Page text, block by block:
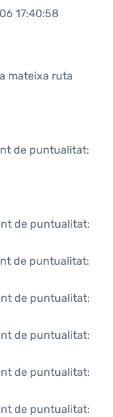
17:40:58
mateixa ruta
de puntualitat:
de puntualitat:
de puntualitat:
de puntualitat:
de puntualitat:
de puntualitat:
de puntualitat: